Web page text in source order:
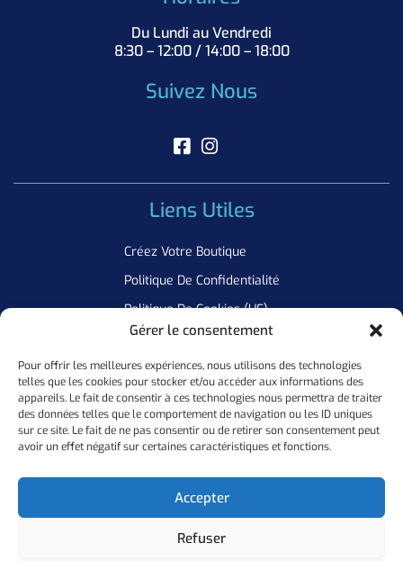
Gérer le consentement
Pour offrir les meilleures expériences, nous utilisons des technologies
telles que les cookies pour stocker et/ou accéder aux informations des
appareils. Le fait de consentir à ces technologies nous permettra de traiter
des données telles que le comportement de navigation ou les ID uniques
sur ce site. Le fait de ne pas consentir ou de retirer son consentement peut
avoir un effet négatif sur certaines caractéristiques et fonctions.
Accepter
Refuser
Du Lundi au Vendredi
8:30 – 12:00 / 14:00 – 18:00
Suivez Nous
Liens Utiles
Créez Votre Boutique
Politique De Confidentialité
Politique De Cookies (UE)
Newsletter
Inscrivez Vous A Notre Newsletter Pour Ne Manquer Aucune De
Nos Offres
Ok